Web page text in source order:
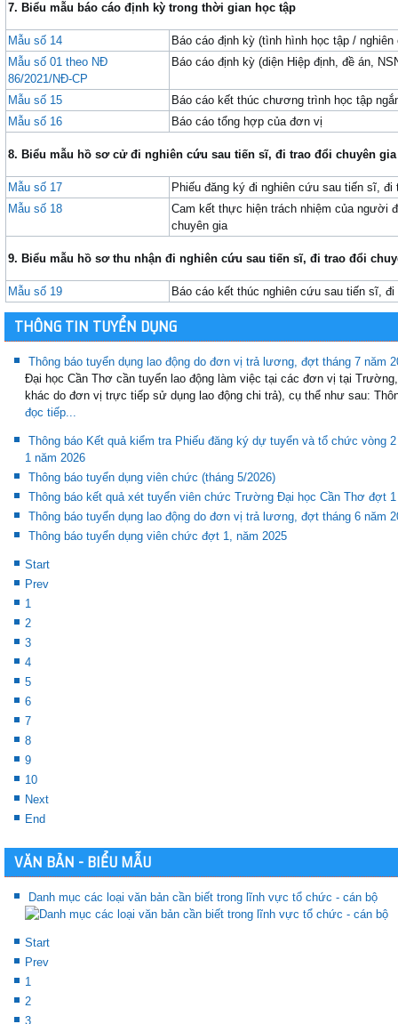
7. Biểu mẫu báo cáo định kỳ trong thời gian học tập
Mẫu số 14
Báo cáo định kỳ (tình hình học tập /
Mẫu số 01 theo NĐ
86/2021/NĐ-CP
Báo cáo định kỳ (diện Hiệp định, đề án,
Mẫu số 15
Báo cáo kết thúc chương trình học tập
Mẫu số 16
Báo cáo tổng hợp của đơn vị
8. Biểu mẫu hồ sơcửđi nghiên cứu sau tiến sĩ, đi trao đổi chuyên gia
Mẫu số 17
Phiếu đăng ký đi nghiên cứu sau tiến sĩ, đi
Mẫu số 18
Cam kết thực hiện trách nhiệm của người
chuyên gia
9. Biểu mẫu hồ sơ thu nhận đi nghiên cứu sau tiến sĩ, đi trao đổi
Mẫu số 19 Báo cáo kết thúc nghiên cứu sau tiến sĩ, đi
THÔNG TIN TUYỂN DỤNG
Thông báo tuyển dụng lao động do đơn vị trả lương, đợt tháng 7 năm
Đại học Cần Thơ cần tuyển lao động làm việc tại các đơn vị tại
khác do đơn vị trực tiếp sử dụng lao động chi trả), cụ thể như sau:
đọc tiếp...
Thông báo Kết quả kiểm tra Phiếu đăng ký dự tuyển và tổ chức
1 năm 2026
Thông báo tuyển dụng viên chức (tháng 5/2026)
Thông báo kết quả xét tuyển viên chức Trường Đại học Cần Thơ đợt 1
Thông báo tuyển dụng lao động do đơn vị trả lương, đợt tháng 6 năm
Thông báo tuyển dụng viên chức đợt 1, năm 2025
Start
Prev
1
2
3
4
5
6
7
8
9
10
Next
End
VĂN BẢN - BIỂU MẪU
Danh mục các loại văn bản cần biết trong lĩnh vực tổ chức - cán bộ
Start
Prev
1
2
3